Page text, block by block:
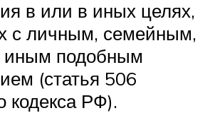
в или в иных целях,
с личным, семейным,
подобным
(статья 506
кодекса РФ).